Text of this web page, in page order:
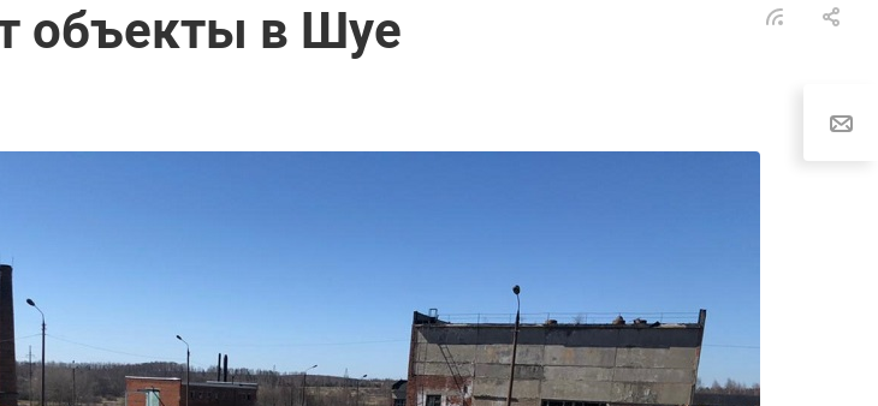
объекты в Шуе